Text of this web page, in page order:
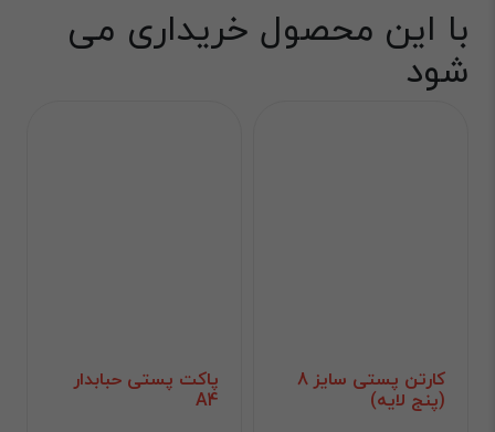
با این محصول خریداری می
شود
کارتن پستی سایز 8
(پنج لایه)
پاکت پستی حبابدار
A4